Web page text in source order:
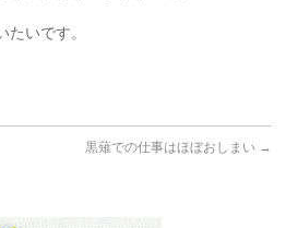
いです。
黒薙での仕事はほぼおしまい →